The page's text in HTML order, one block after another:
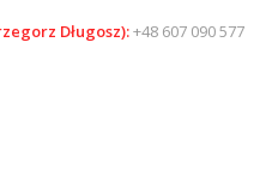
Długosz):+48 607 090 577